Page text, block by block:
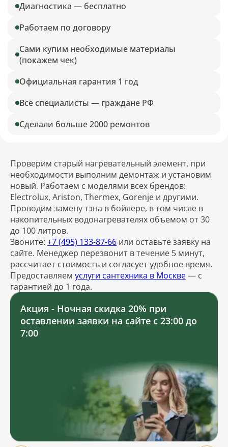
Диагностика — бесплатно
Работаем по договору
Сами купим необходимые материалы
(покажем чек)
Официальная гарантия 1 год
Все специалисты — граждане РФ
Сделали больше 2000 ремонтов
Проверим старый нагревательный элемент, при
необходимости выполним демонтаж и установим
новый. Работаем с моделями всех брендов:
Electrolux, Ariston, Thermex, Gorenje и другими.
Проводим замену тэна в бойлере, в том числе в
накопительных водонагревателях объемом от 30
до 100 литров.
Звоните: +7 (495) 133-87-66 или оставьте заявку на
сайте. Менеджер перезвонит в течение 5 минут,
рассчитает стоимость и согласует удобное время.
Предоставляем услуги сантехника в Москве— с
гарантией до 1 года.
Акция - Ночная скидка 20% при
оставлении заявки на сайте с 23:00 до
7:00